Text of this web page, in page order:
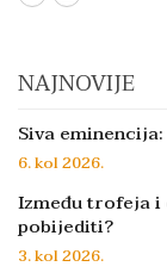
NAJNOVIJE
Siva
6. kol 2026.
Između trofeja i
pobijediti?
3. kol 2026.